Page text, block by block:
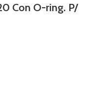
Con O-ring. P/